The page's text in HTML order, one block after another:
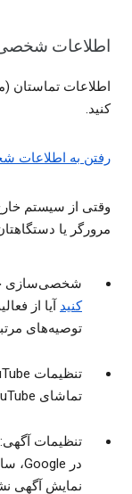
اطلاعات
اطلاعات تماستان
کنید.
رفتن به اطلاعات
وقتی از سیستم
مرورگر یا
شخصی‌سازی
کنید آیا از
توصیه‌های
تنظیمات YouTube:
تماشای YouTube خود را موقتاً متوقف و حذف کنید.
تنظیمات آگهی:
نمایش آگهی